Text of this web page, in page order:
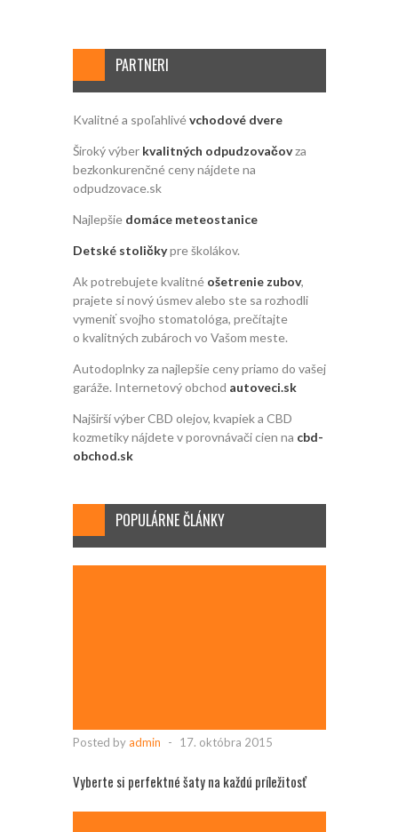
PARTNERI
Kvalitné a spoľahlivévchodové dvere
Široký výber kvalitných odpudzovačovza
bezkonkurenčné ceny nájdete na
odpudzovace.sk
Najlepšie domáce meteostanice
Detské stoličkypre školákov.
Ak potrebujete kvalitné ošetrenie zubov,
prajete si nový úsmev alebo ste sa rozhodli
vymeniť svojho stomatológa, prečítajte
o kvalitných zubároch vo Vašom meste.
Autodoplnky za najlepšie ceny priamo do vašej
garáže. Internetový obchod autoveci.sk
Najširší výber CBD olejov, kvapiek a CBD
kozmetiky nájdete v porovnávači cien na cbd-
obchod.sk
POPULÁRNE ČLÁNKY
Posted byadmin - 17. októbra 2015
Vyberte si perfektné šaty na každú príležitosť